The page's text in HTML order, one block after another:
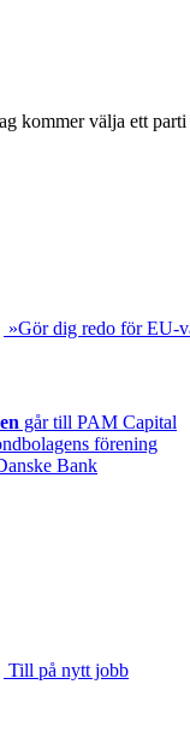
kommer välja ett
»Gör dig redo för EU-
går till PAM Capital
förening
Bank
Till på nytt jobb